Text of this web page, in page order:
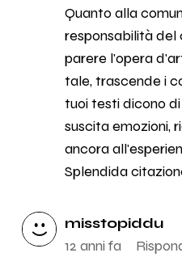
Quanto alla
responsabilità del
parere l'opera
tale, trascende i
tuoi testi dicono
suscita emozioni,
ancora
Splendida
misstopiddu
12 anni fa